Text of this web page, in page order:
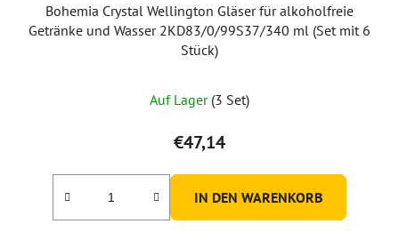
Bohemia Crystal Wellington Gläser für alkoholfreie
Getränke und Wasser 2KD83/0/99S37/340 ml (Set mit 6
Stück)
durchschnittliche
Produktbewertung
ist
5,0
von
Auf Lager (3 Set)
€47,14
IN DEN WARENKORB